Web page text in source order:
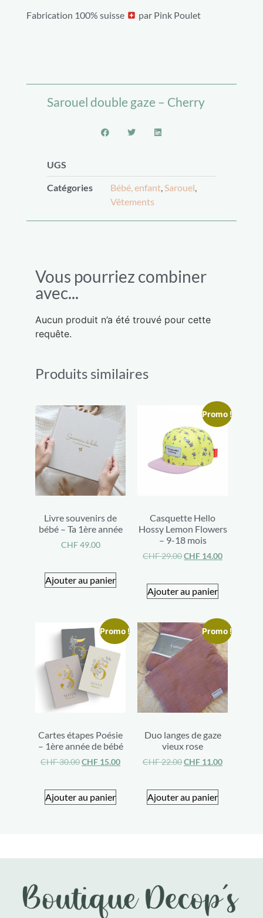
Fabrication 100% suisse par Pink Poulet
Sarouel double gaze – Cherry
UGS
Catégories Bébé, enfant Sarouel
Vêtements
Vous pourriez combiner
avec...
Aucun produit n’a été trouvé pour cette
requête.
Produits similaires
Livre souvenirs de
bébé – Ta 1ère année
CHF49.00
Ajouter au panier
Promo !
Casquette Hello
Hossy Lemon Flowers
– 9-18 mois
CHF29.00CHF 14.00
Ajouter au panier
Promo !
Cartes étapes Poésie
– 1ère année de bébé
CHF30.00CHF 15.00
Ajouter au panier
Promo !
Duo langes de gaze
vieux rose
CHF22.00CHF 11.00
Ajouter au panier